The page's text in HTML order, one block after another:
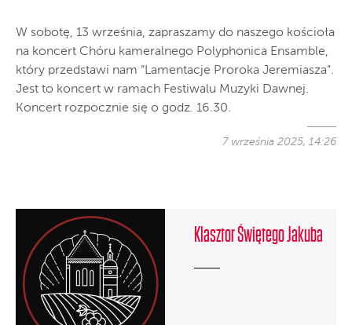
W sobotę, 13 września, zapraszamy do naszego kościoła
na koncert Chóru kameralnego Polyphonica Ensamble,
który przedstawi nam “Lamentacje Proroka Jeremiasza”.
Jest to koncert w ramach Festiwalu Muzyki Dawnej.
Koncert rozpocznie się o godz. 16.30.
7 września 2025, 14:26
Klasztor Świętego Jakuba